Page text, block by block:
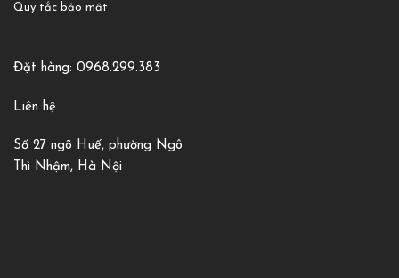
Quy tắc bảo mật
Đặt hàng: 0968.299.383
Liên hệ
Số 27 ngõ Huế, phường Ngô
Thì Nhậm, Hà Nội